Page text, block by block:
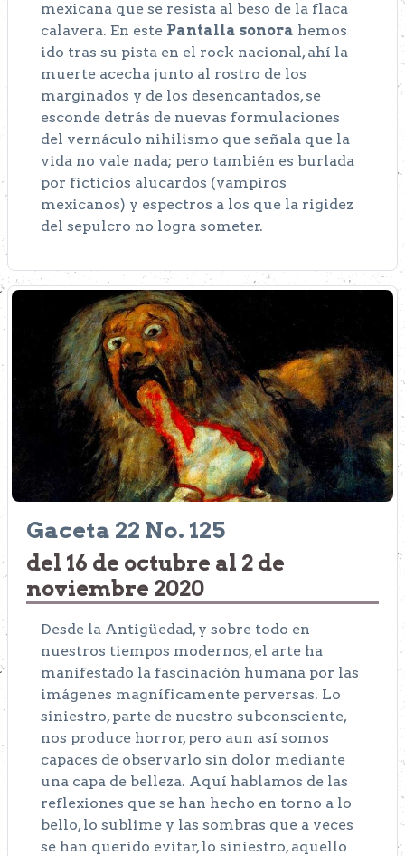
mexicana que se resista al beso de la flaca
calavera. En este Pantalla sonora hemos
ido tras su pista en el rock nacional, ahí la
muerte acecha junto al rostro de los
marginados y de los desencantados, se
esconde detrás de nuevas formulaciones
del vernáculo nihilismo que señala que la
vida no vale nada; pero también es burlada
por ficticios alucardos (vampiros
mexicanos) y espectros a los que la rigidez
del sepulcro no logra someter.
Gaceta 22 No. 125
del 16 de octubre al 2 de
noviembre 2020
Desde la Antigüedad, y sobre todo en
nuestros tiempos modernos, el arte ha
manifestado la fascinación humana por las
imágenes magníficamente perversas. Lo
siniestro, parte de nuestro subconsciente,
nos produce horror, pero aun así somos
capaces de observarlo sin dolor mediante
una capa de belleza. Aquí hablamos de las
reflexiones que se han hecho en torno a lo
bello, lo sublime y las sombras que a veces
se han querido evitar, lo siniestro, aquello